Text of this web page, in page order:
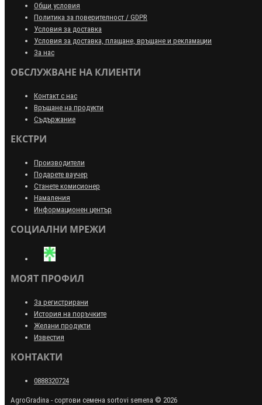
Общи условия
Политика за поверителност / GDPR
Условия за доставка
Условия за доставка, плащане, връщане и рекламации
За нас
ОБСЛУЖВАНЕ НА КЛИЕНТИ
Контакт с нас
Връщане на продукти
Съдържание
ЕКСТРИ
Производители
Подарете ваучер
Станете комисионер
Намаления
Информационен център
СОЦИАЛНИ МРЕЖИ
МОЯТ ПРОФИЛ
За регистрирани
История на поръчките
Желани продукти
Известия
КОНТАКТИ
0888320724
AgroGradina - сортови семена sortovi semena © 2026